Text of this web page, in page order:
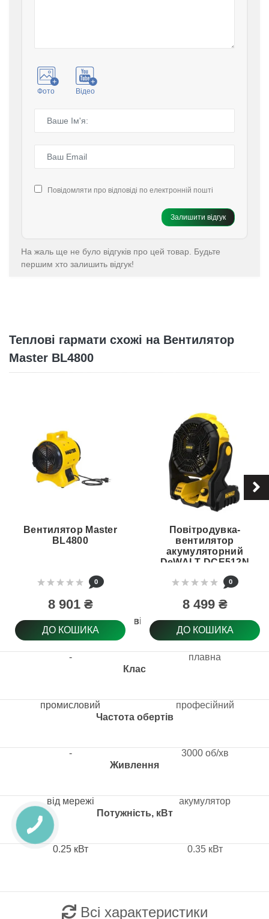
Фото Відео
Повідомляти про відповіді по електронній пошті
Залишити відгук
На жаль ще не було відгуків про цей товар. Будьте
першим хто залишить відгук!
Теплові гармати схожі на Вентилятор
Master BL4800
Регулювання повітряного потоку
Клас
Частота обертів
Живлення
Потужність, кВт
Вентилятор Master
BL4800
0
8 901 ₴
ДО КОШИКА
-
промисловий
-
від мережі
0.25 кВт
Повітродувка-
вентилятор
акумуляторний
DeWALT DCE512N
0
8 499 ₴
ДО КОШИКА
плавна
професійний
3000 об/хв
акумулятор
0.35 кВт
Всі характеристики